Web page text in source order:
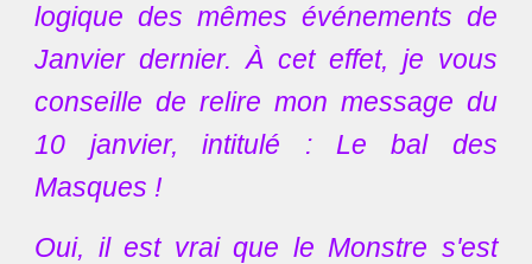
logique des mêmes événements de
Janvier dernier. À cet effet, je vous
conseille de relire mon message du
10 janvier, intitulé : Le bal des
Masques !
Oui, il est vrai que le Monstre s'est